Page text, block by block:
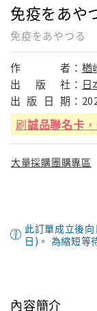
免疫をあや
免疫をあやつる
作 者： 楢
出
版 社： 日
出 版 日 期：
刷誠品聯名卡
大量採購團購專區
此訂單成立後
日)。 為縮短等
內容簡介